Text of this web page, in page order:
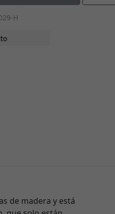
H
de madera y está